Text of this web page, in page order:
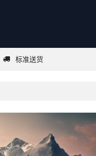
标准送货